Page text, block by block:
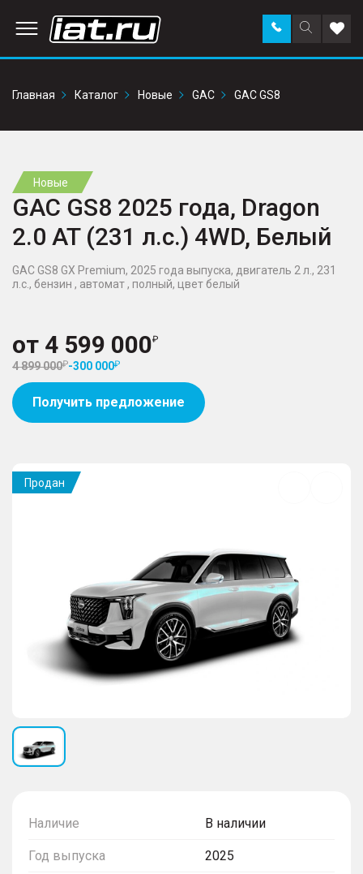
Поиск
по
Заказать
звонок в
Главная
Каталог Новые GAC GAC GS8
Новые
GAC GS8 2025 года, Dragon
2.0 AT (231 л.с.) 4WD, Белый
GAC GS8 GX Premium, 2025 года выпуска, двигатель 2 л., 231
л.с., бензин , автомат , полный, цвет белый
от 4 599 000
4 899 000 -300 000
Получить предложение
Наличие В наличии
Год выпуска 2025
Продан